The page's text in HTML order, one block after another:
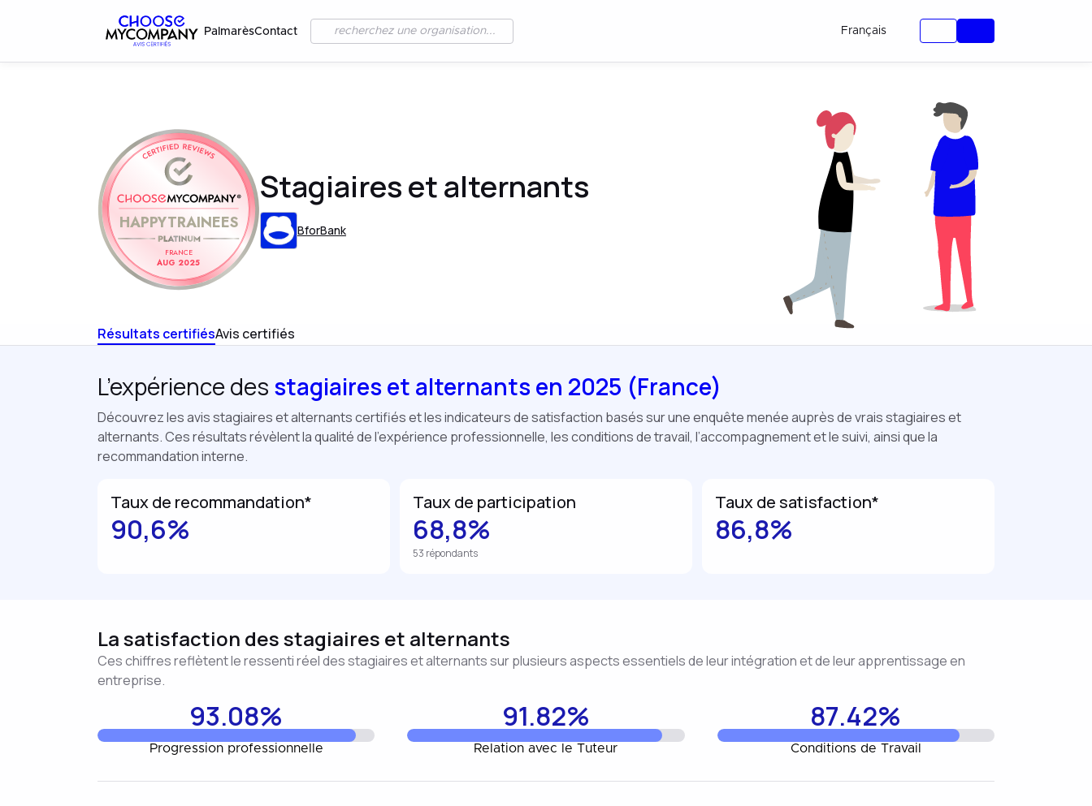
PalmarèsContact Français
HAPPYTRAINEES
FRANCE
AUG 2025
Stagiaires et alternants
BforBank
Résultats certifiésAvis certifiés
L’expérience des stagiaires et alternants en 2025 (France)
Découvrez les avis stagiaires et alternants certifiés et les indicateurs de satisfaction basés sur une enquête menée auprès de vrais stagiaires et
alternants. Ces résultats révèlent la qualité de l’expérience professionnelle, les conditions de travail, l’accompagnement et le suivi, ainsi que la
recommandation interne.
Taux de recommandation*
90,6%
Taux de participation
68,8%
53 répondants
Taux de satisfaction*
86,8%
La satisfaction des stagiaires et alternants
Ces chiffres reflètent le ressenti réel des stagiaires et alternants sur plusieurs aspects essentiels de leur intégration et de leur apprentissage en
entreprise.
93.08%
Progression professionnelle
91.82%
Relation avec le Tuteur
87.42%
Conditions de Travail